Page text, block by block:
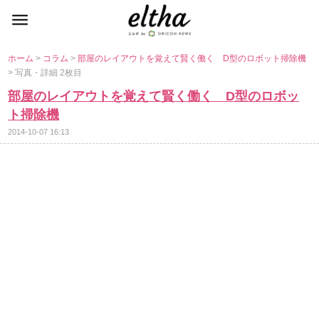
ホーム> コラム>部屋のレイアウトを覚えて賢く働く D型のロボット掃除機
> 写真・詳細 2枚目
部屋のレイアウトを覚えて賢く働く D型のロボッ
ト掃除機
2014-10-07 16:13